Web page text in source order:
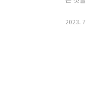
럼 취
2023.